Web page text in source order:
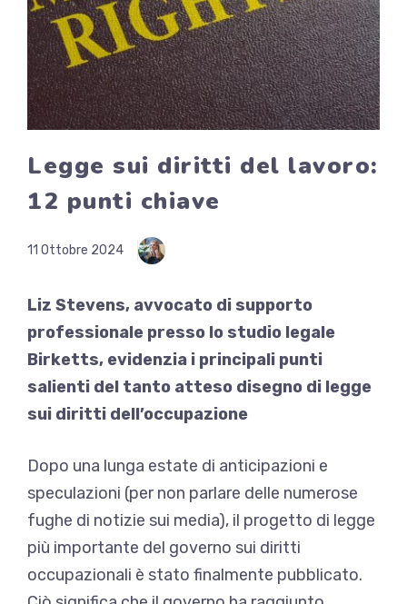
Legge sui diritti del lavoro:
12 punti chiave
11 Ottobre 2024
Liz Stevens, avvocato di supporto
professionale presso lo studio legale
Birketts, evidenzia i principali punti
salienti del tanto atteso disegno di legge
sui diritti dell’occupazione
Dopo una lunga estate di anticipazioni e
speculazioni (per non parlare delle numerose
fughe di notizie sui media), il progetto di legge
più importante del governo sui diritti
occupazionali è stato finalmente pubblicato.